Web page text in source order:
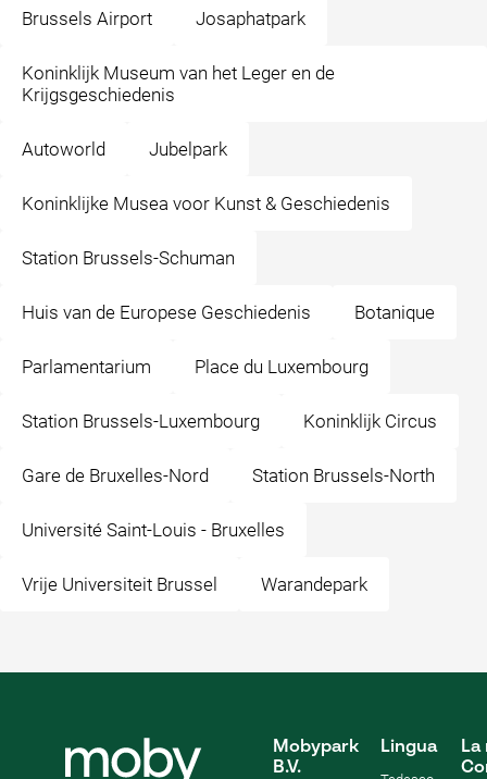
Brussels Airport Josaphatpark
Koninklijk Museum van het Leger en de
Krijgsgeschiedenis
Autoworld Jubelpark
Koninklijke Musea voor Kunst & Geschiedenis
Station Brussels-Schuman
Huis van de Europese Geschiedenis Botanique
Parlamentarium Place du Luxembourg
Station Brussels-Luxembourg Koninklijk Circus
Gare de Bruxelles-Nord Station Brussels-North
Université Saint-Louis - Bruxelles
Vrije Universiteit Brussel Warandepark
Mobypark
B.V.
Lingua
La